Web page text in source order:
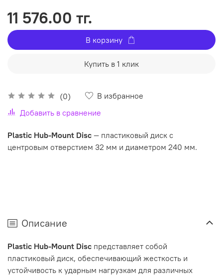
(0)
В избранное
Добавить в сравнение
11 576.00 тг.
В корзину
Купить в 1 клик
Plastic Hub-Mount Disc — пластиковый диск с
центровым отверстием 32 мм и диаметром 240 мм.
Описание
Plastic Hub-Mount Disc представляет собой
пластиковый диск, обеспечивающий жесткость и
устойчивость к ударным нагрузкам для различных